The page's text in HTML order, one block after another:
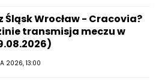
Wrocław - Cracovia?
transmisja meczu w
2026, 13:00